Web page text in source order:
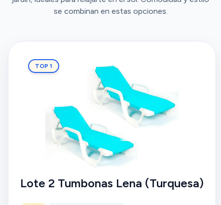
se combinan en estas opciones.
TOP 1
Lote 2 Tumbonas Lena (Turquesa)